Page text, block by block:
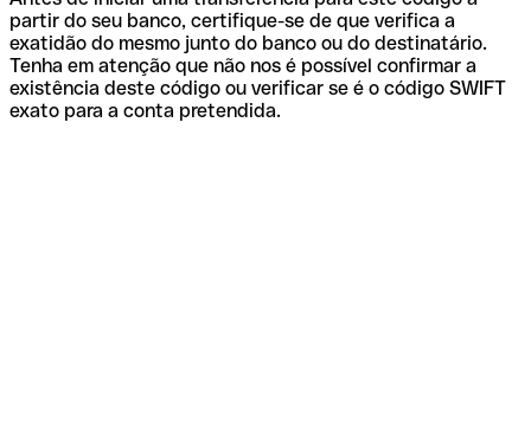
partir do seu banco, certifique-se de que verifica a
exatidão do mesmo junto do banco ou do destinatário.
Tenha em atenção que não nos é possível confirmar a
existência deste código ou verificar se é o código SWIFT
exato para a conta pretendida.